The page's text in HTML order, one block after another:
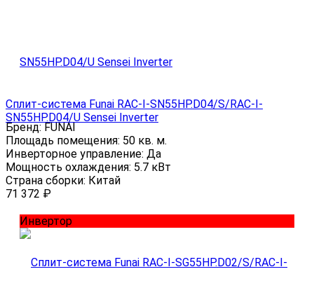
Сплит-система Funai RAC-I-SN55HP.D04/S/RAC-I-
SN55HP.D04/U Sensei Inverter
Бренд: FUNAI
Площадь помещения: 50 кв. м.
Инверторное управление: Да
Мощность охлаждения: 5.7 кВт
Страна сборки: Китай
71 372 ₽
Инвертор